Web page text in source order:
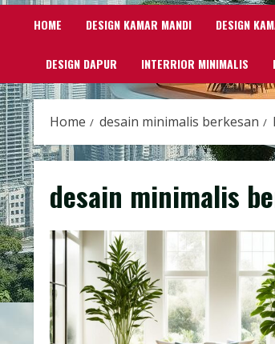
HOME DESIGN KAMAR MANDI DESIGN
DESIGN DAPUR INTERRIOR MINIMALIS
Home desain minimalis berkesan
desain minimalis